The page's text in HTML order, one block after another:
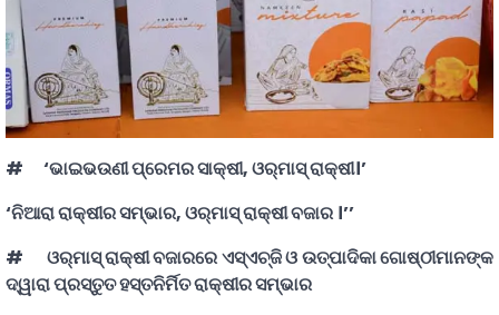
# ‘ଭାଇଭଉଣୀ ପ୍ରେମର ସାକ୍ଷୀ, ଓର୍‌ମାସ୍‌ ରାକ୍ଷୀ।’
‘ନିଆରା ରାକ୍ଷୀର ସମ୍ଭାର, ଓର୍‌ମାସ୍‌ ରାକ୍ଷୀ ବଜାର ।’’
# ଓର୍‌ମାସ୍‌ ରାକ୍ଷୀ ବଜାରରେ ଏସ୍‌ଏଚ୍‌ଜି ଓ ଉତ୍ପାଦିକା ଗୋଷ୍ଠୀମାନଙ୍କ
ଦ୍ୱାରା ପ୍ରସ୍ତୁତ ହସ୍ତନିର୍ମିତ ରାକ୍ଷୀର ସମ୍ଭାର